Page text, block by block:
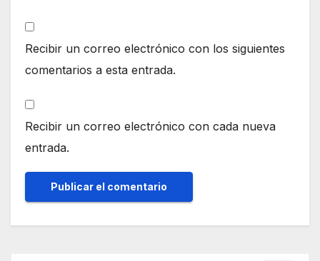
Recibir un correo electrónico con los siguientes
comentarios a esta entrada.
Recibir un correo electrónico con cada nueva
entrada.